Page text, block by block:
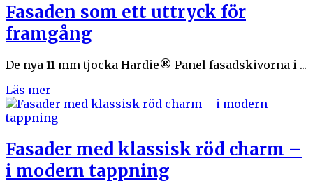
Fasaden som ett uttryck för
framgång
De nya 11 mm tjocka Hardie® Panel fasadskivorna i ...
Läs mer
Fasader med klassisk röd charm –
i modern tappning